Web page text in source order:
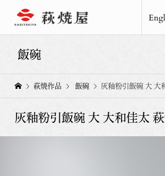
飯碗
萩焼作品 飯碗 灰釉粉引飯碗 大 大
灰釉粉引飯碗 大 大和佳太